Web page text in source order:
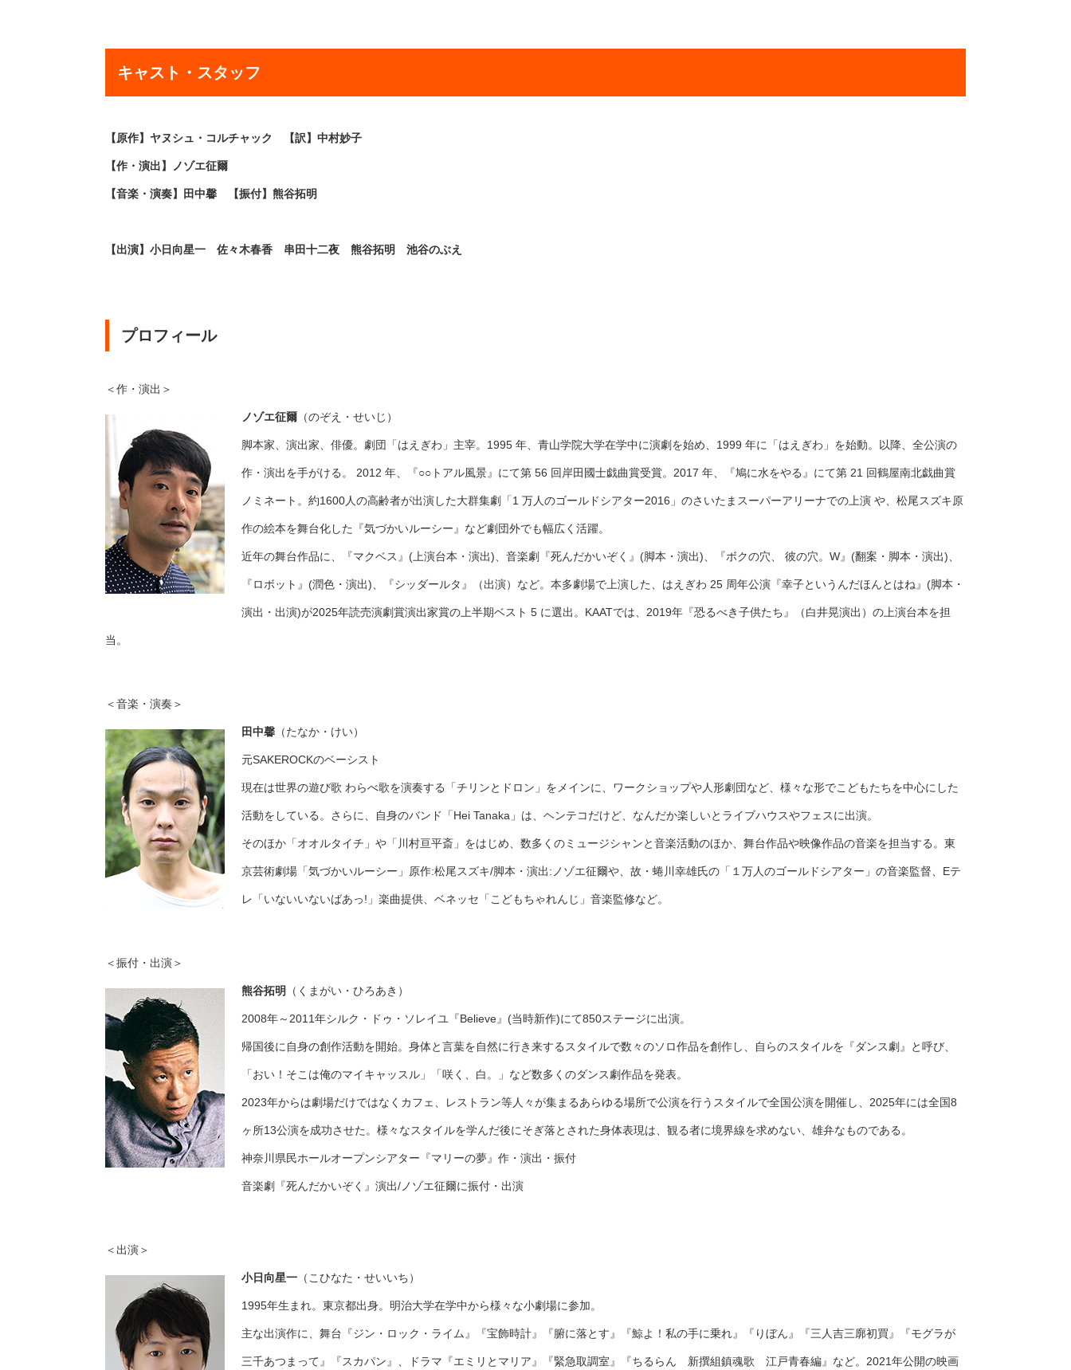
キャスト・スタッフ
【原作】ヤヌシュ・コルチャック 【訳】中村妙子
【作・演出】ノゾエ征爾
【音楽・演奏】田中馨 【振付】熊谷拓明
【出演】小日向星一 佐々木春香 串田十二夜 熊谷拓明 池谷のぶえ
プロフィール
＜作・演出＞
ノゾエ征爾 （のぞえ・せいじ）
脚本家、演出家、俳優。劇団「はえぎわ」主宰。1995 年、青山学院大学在学中に演劇を始め、1999 年に「はえぎわ」を始動。以降、全公演の
作・演出を手がける。 2012 年、『○○トアル風景』にて第 56 回岸田國士戯曲賞受賞。2017 年、『鳩に水をやる』にて第 21 回鶴屋南北戯曲賞
ノミネート。約1600人の高齢者が出演した大群集劇「1 万人のゴールドシアター2016」のさいたまスーパーアリーナでの上演 や、松尾スズキ原
作の絵本を舞台化した『気づかいルーシー』など劇団外でも幅広く活躍。
近年の舞台作品に、『マクベス』(上演台本・演出)、音楽劇『死んだかいぞく』(脚本・演出)、『ボクの穴、 彼の穴。W』(翻案・脚本・演出)、
『ロボット』(潤色・演出)、『シッダールタ』（出演）など。本多劇場で上演した、はえぎわ 25 周年公演『幸子というんだほんとはね』(脚本・
演出・出演)が2025年読売演劇賞演出家賞の上半期ベスト 5 に選出。KAATでは、2019年『恐るべき子供たち』（白井晃演出）の上演台本を担
当。
＜音楽・演奏＞
田中馨 （たなか・けい）
元SAKEROCKのベーシスト
現在は世界の遊び歌 わらべ歌を演奏する「チリンとドロン」をメインに、ワークショップや人形劇団など、様々な形でこどもたちを中心にした
活動をしている。さらに、自身のバンド「Hei Tanaka」は、ヘンテコだけど、なんだか楽しいとライブハウスやフェスに出演。
そのほか「オオルタイチ」や「川村亘平斎」をはじめ、数多くのミュージシャンと音楽活動のほか、舞台作品や映像作品の音楽を担当する。東
京芸術劇場「気づかいルーシー」原作:松尾スズキ/脚本・演出:ノゾエ征爾や、故・蜷川幸雄氏の「１万人のゴールドシアター」の音楽監督、Eテ
レ「いないいないばあっ!」楽曲提供、ベネッセ「こどもちゃれんじ」音楽監修など。
＜振付・出演＞
熊谷拓明 （くまがい・ひろあき）
2008年～2011年シルク・ドゥ・ソレイユ『Believe』(当時新作)にて850ステージに出演。
帰国後に自身の創作活動を開始。身体と言葉を自然に行き来するスタイルで数々のソロ作品を創作し、自らのスタイルを『ダンス劇』と呼び、
「おい！そこは俺のマイキャッスル」「咲く、白。」など数多くのダンス劇作品を発表。
2023年からは劇場だけではなくカフェ、レストラン等人々が集まるあらゆる場所で公演を行うスタイルで全国公演を開催し、2025年には全国8
ヶ所13公演を成功させた。様々なスタイルを学んだ後にそぎ落とされた身体表現は、観る者に境界線を求めない、雄弁なものである。
神奈川県民ホールオープンシアター『マリーの夢』作・演出・振付
音楽劇『死んだかいぞく』演出/ノゾエ征爾に振付・出演
＜出演＞
小日向星一 （こひなた・せいいち）
1995年生まれ。東京都出身。明治大学在学中から様々な小劇場に参加。
主な出演作に、舞台『ジン・ロック・ライム』『宝飾時計』『腑に落とす』『鯨よ！私の手に乗れ』『りぼん』『三人吉三廓初買』『モグラが
三千あつまって』『スカパン』、ドラマ『エミリとマリア』『緊急取調室』『ちるらん 新撰組鎮魂歌 江戸青春編』など。2021年公開の映画